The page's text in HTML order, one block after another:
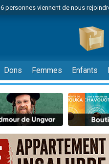
6 personnes viennent de nous
2 personnes viennent de faire un
17 personnes viennent de demander
4 personnes viennent de nous
Il reste 49 places pour étudier en
23 personnes viennent de faire
Eva vient de donner son Maasser
4 personnes viennent de nous
3 personnes viennent de nous
3 personnes viennent de faire un
Dons Femmes Enfants